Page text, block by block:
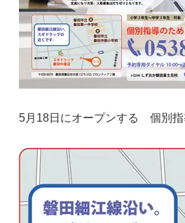
5月18日にオープンする 個別